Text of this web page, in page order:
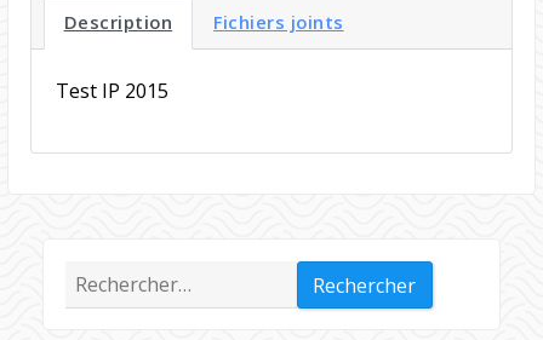
Description Fichiers joints
Test IP 2015
Rechercher :